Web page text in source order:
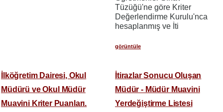
Tüzüğü'ne göre Kriter
Değerlendirme Kurulu'nca
hesaplanmış ve İti
görüntüle
İlköğretim Dairesi, Okul
Müdürü ve Okul Müdür
Muavini Kriter Puanları.
İtirazlar Sonucu Oluşan
Müdür - Müdür Muavini
Yerdeğiştirme Listesi